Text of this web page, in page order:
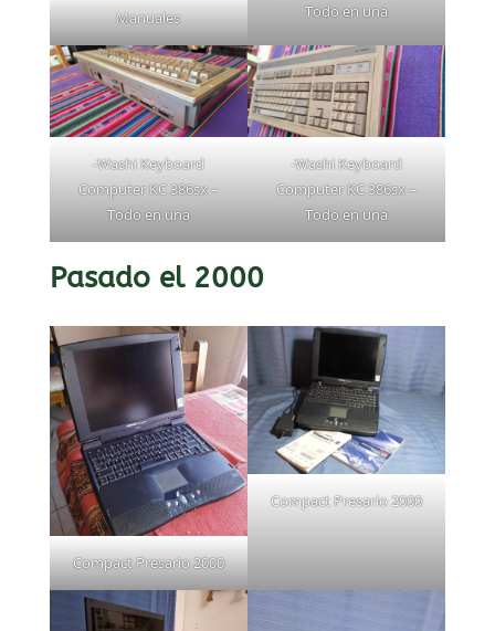
Manuales
Todo en una
-Washi Keyboard
Computer KC 386sx –
Todo en una
-Washi Keyboard
Computer KC 386sx –
Todo en una
Pasado el 2000
Compact Presario 2000
Compact Presario 2000